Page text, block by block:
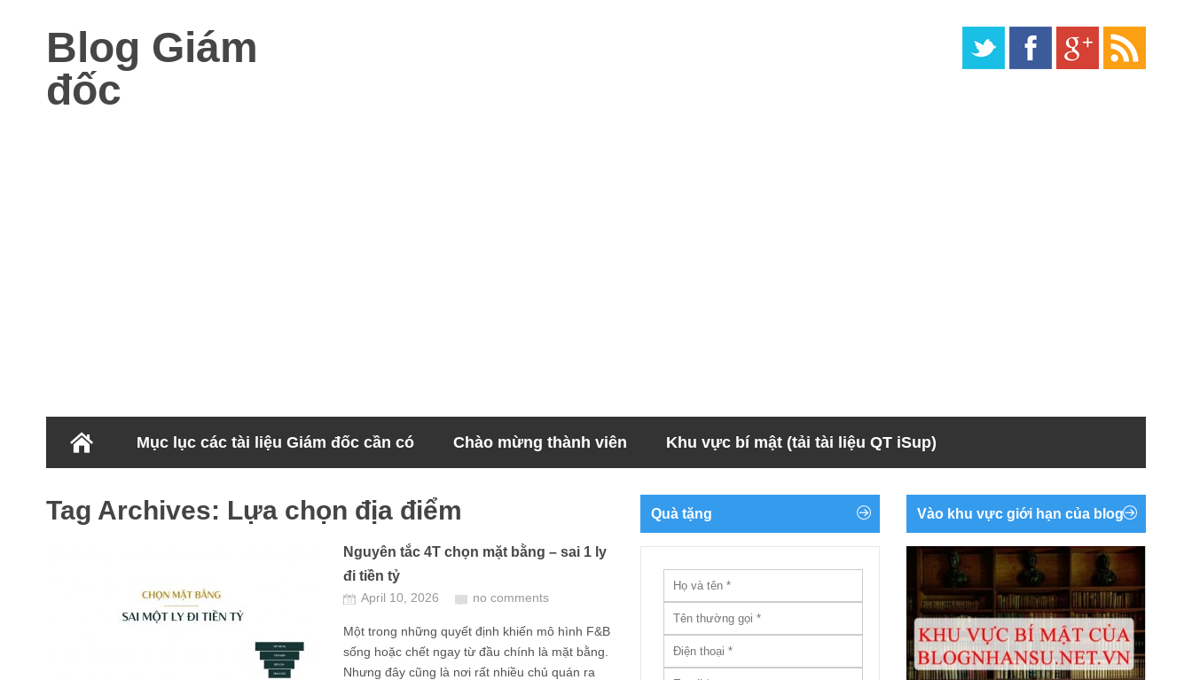
Blog Giám
đốc
Mục lục các tài liệu Giám đốc cần có Chào mừng thành viên Khu vực bí mật (tải tài liệu QT iSup)
Tag Archives: Lựa chọn địa điểm
Nguyên tắc 4T chọn mặt bằng – sai 1 ly
đi tiền tỷ
April 10, 2026 no comments
Một trong những quyết định khiến mô hình F&B
sống hoặc chết ngay từ đầu chính là mặt bằng.
Nhưng đây cũng là nơi rất nhiều chủ quán ra
Quà tặng Vào khu vực giới hạn của blog